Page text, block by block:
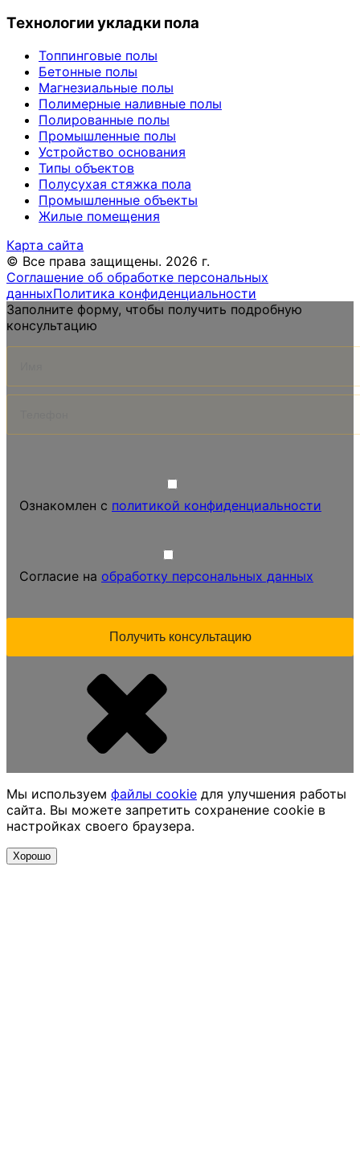
Технологии укладки пола
Топпинговые полы
Бетонные полы
Магнезиальные полы
Полимерные наливные полы
Полированные полы
Промышленные полы
Устройство основания
Типы объектов
Полусухая стяжка пола
Промышленные объекты
Жилые помещения
Карта сайта
© Все права защищены. 2026 г.
Соглашение об обработке персональных
данныхПолитика конфиденциальности
Заполните форму, чтобы получить подробную
консультацию
Ознакомлен с политикой конфиденциальности
Согласие на обработку персональных данных
Мы используем файлы cookie для улучшения работы
сайта. Вы можете запретить сохранение cookie в
настройках своего браузера.
Хорошо